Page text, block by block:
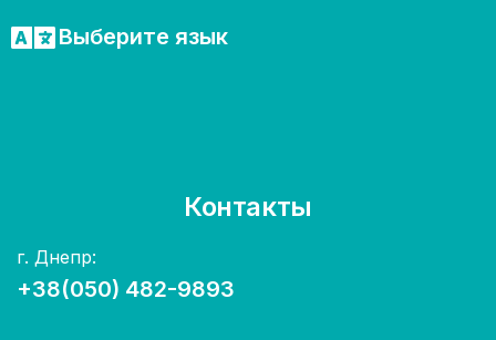
Выберите язык
Контакты
г. Днепр:
+38(050) 482-9893